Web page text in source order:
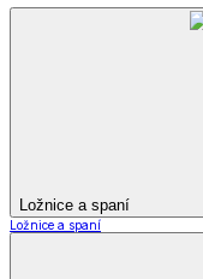
Ložnice a spaní
Ložnice a spaní